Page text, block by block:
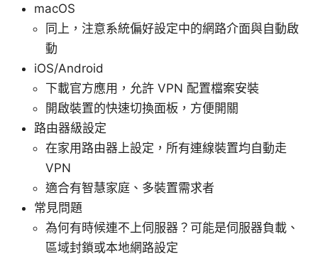
macOS
同上，注意系統偏好設定中的網路介面與自動啟
動
iOS/Android
下載官方應用，允許 VPN 配置檔案安裝
開啟裝置的快速切換面板，方便開關
路由器級設定
在家用路由器上設定，所有連線裝置均自動走
VPN
適合有智慧家庭、多裝置需求者
常見問題
為何有時候連不上伺服器？可能是伺服器負載、
區域封鎖或本地網路設定